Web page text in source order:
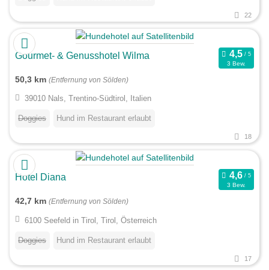
22
Gourmet- & Genusshotel Wilma
3 Bew.
50,3 km (Entfernung von Sölden)
39010 Nals, Trentino-Südtirol, Italien
Doggies Hund im Restaurant erlaubt
18
Hotel Diana
3 Bew.
42,7 km (Entfernung von Sölden)
6100 Seefeld in Tirol, Tirol, Österreich
Doggies Hund im Restaurant erlaubt
17